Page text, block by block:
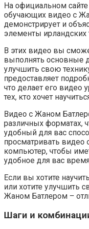
На официальном
обучающих видео с
демонстрирует и
элементы ирландских
В этих видео вы
выполнять основные
улучшить свою
предоставляет
что делает его
тех, кто хочет
Видео с Жаном
различных форматах,
удобный для вас
просматривать видео
компьютер, чтобы
удобное для вас
Если вы хотите
или хотите улучшить
Жаном Батлером –
Шаги и